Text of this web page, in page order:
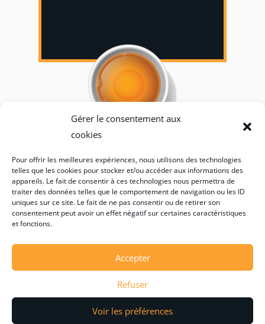
Gérer le consentement aux
cookies
Pour offrir les meilleures expériences, nous utilisons des technologies
telles que les cookies pour stocker et/ou accéder aux informations des
appareils. Le fait de consentir à ces technologies nous permettra de
traiter des données telles que le comportement de navigation ou les ID
uniques sur ce site. Le fait de ne pas consentir ou de retirer son
consentement peut avoir un effet négatif sur certaines caractéristiques
et fonctions.
Accepter
Refuser
Voir les préférences
CONDITION GÉNÉRALES
D'UTILISATIONS
TOUS DROITS RÉSERVÉS 2026 CRÉATION